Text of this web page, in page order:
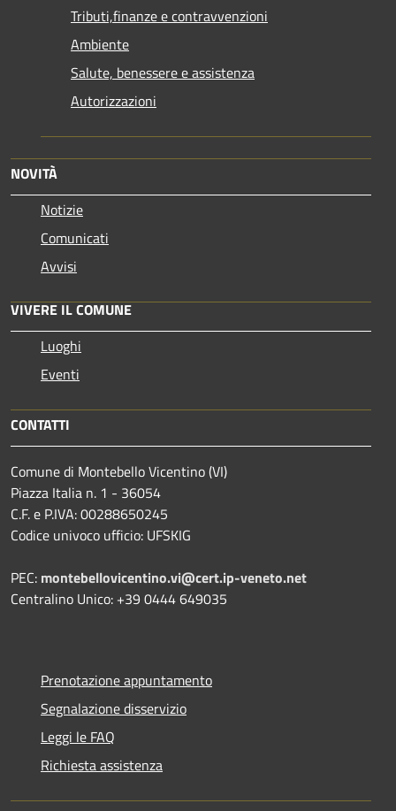
Tributi,finanze e contravvenzioni
Ambiente
Salute, benessere e assistenza
Autorizzazioni
NOVITÀ
Notizie
Comunicati
Avvisi
VIVERE IL COMUNE
Luoghi
Eventi
CONTATTI
Comune di Montebello Vicentino (VI)
Piazza Italia n. 1 - 36054
C.F. e P.IVA: 00288650245
Codice univoco ufficio: UFSKIG
PEC: montebellovicentino.vi@cert.ip-veneto.net
Centralino Unico: +39 0444 649035
Prenotazione appuntamento
Segnalazione disservizio
Leggi le FAQ
Richiesta assistenza